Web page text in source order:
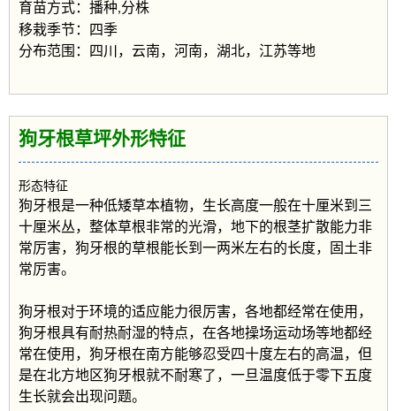
育苗方式：播种,分株
移栽季节：四季
分布范围：四川，云南，河南，湖北，江苏等地
狗牙根草坪外形特征
形态特征
狗牙根是一种低矮草本植物，生长高度一般在十厘米到三
十厘米丛，整体草根非常的光滑，地下的根茎扩散能力非
常厉害，狗牙根的草根能长到一两米左右的长度，固土非
常厉害。
狗牙根对于环境的适应能力很厉害，各地都经常在使用，
狗牙根具有耐热耐湿的特点，在各地操场运动场等地都经
常在使用，狗牙根在南方能够忍受四十度左右的高温，但
是在北方地区狗牙根就不耐寒了，一旦温度低于零下五度
生长就会出现问题。